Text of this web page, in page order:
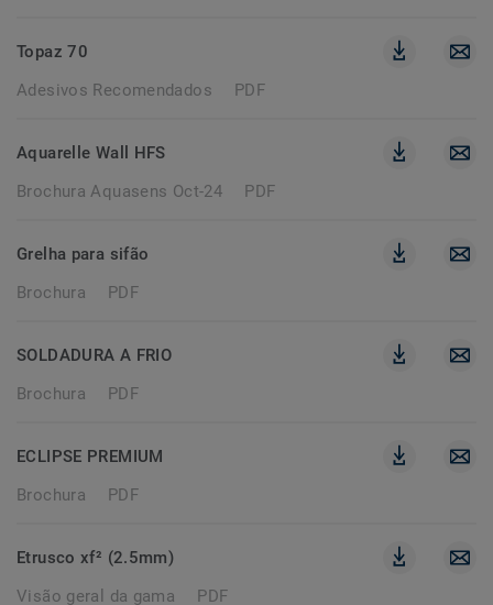
Topaz 70
Adesivos Recomendados
PDF
Aquarelle Wall HFS
Brochura Aquasens Oct-24
PDF
Grelha para sifão
Brochura
PDF
SOLDADURA A FRIO
Brochura
PDF
ECLIPSE PREMIUM
Brochura
PDF
Etrusco xf² (2.5mm)
Visão geral da gama
PDF